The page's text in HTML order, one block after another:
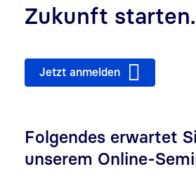
Zukunft starten.
Jetzt anmelden
Folgendes erwartet
unserem Online-